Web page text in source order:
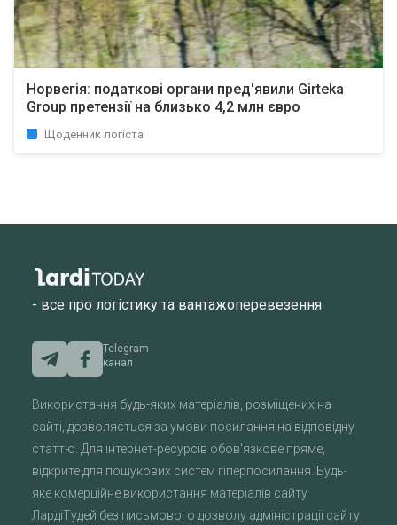
Норвегія: податкові органи пред'явили Girteka
Group претензії на близько 4,2 млн євро
Щоденник логіста
- все про логістику та вантажоперевезення
Telegram
канал
Використання будь-яких матеріалів, розміщених на
сайті, дозволяється за умови посилання на відповідну
статтю. Для інтернет-ресурсів обов'язкове пряме,
відкрите для пошукових систем гіперпосилання. Будь-
яке комерційне використання матеріалів сайту
ЛардіТудей без письмового дозволу адміністрації сайту